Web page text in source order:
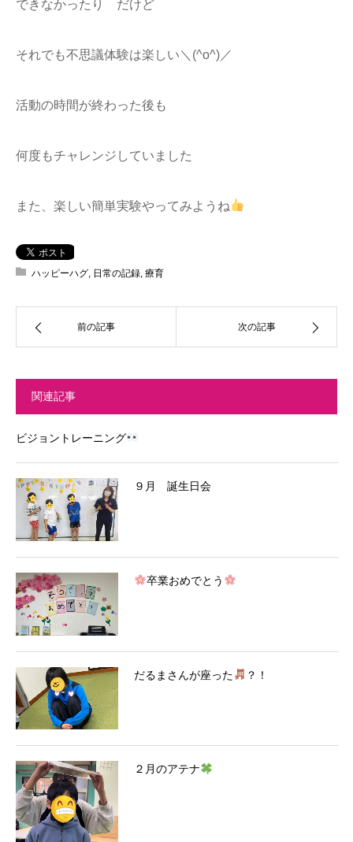
できなかったり だけど
それでも不思議体験は楽しい＼(^o^)／
活動の時間が終わった後も
何度もチャレンジしていました
また、楽しい簡単実験やってみようね
ハッピーハグ 日常の記録 療育
前の記事 次の記事
関連記事
ビジョントレーニング
９月 誕生日会
卒業おめでとう
だるまさんが座った ？！
２月のアテナ